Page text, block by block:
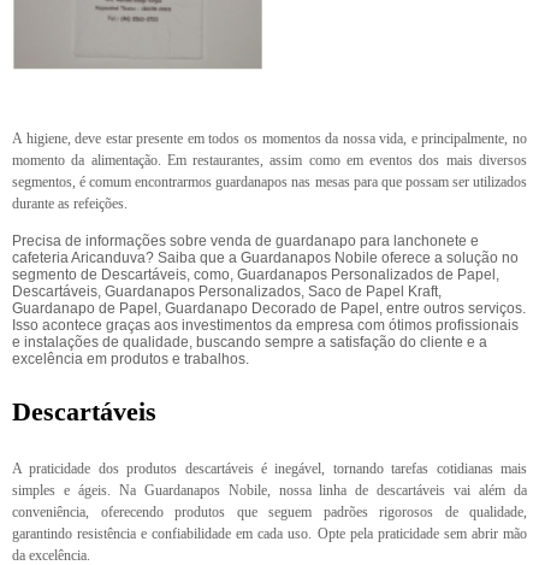
A higiene, deve estar presente em todos os momentos da nossa vida, e principalmente, no
momento da alimentação. Em restaurantes, assim como em eventos dos mais diversos
segmentos, é comum encontrarmos guardanapos nas mesas para que possam ser utilizados
durante as refeições.
Precisa de informações sobre venda de guardanapo para lanchonete e
cafeteria Aricanduva? Saiba que a Guardanapos Nobile oferece a solução no
segmento de Descartáveis, como, Guardanapos Personalizados de Papel,
Descartáveis, Guardanapos Personalizados, Saco de Papel Kraft,
Guardanapo de Papel, Guardanapo Decorado de Papel, entre outros serviços.
Isso acontece graças aos investimentos da empresa com ótimos profissionais
e instalações de qualidade, buscando sempre a satisfação do cliente e a
excelência em produtos e trabalhos.
Descartáveis
A praticidade dos produtos descartáveis é inegável, tornando tarefas cotidianas mais
simples e ágeis. Na Guardanapos Nobile, nossa linha de descartáveis vai além da
conveniência, oferecendo produtos que seguem padrões rigorosos de qualidade,
garantindo resistência e confiabilidade em cada uso. Opte pela praticidade sem abrir mão
da excelência.